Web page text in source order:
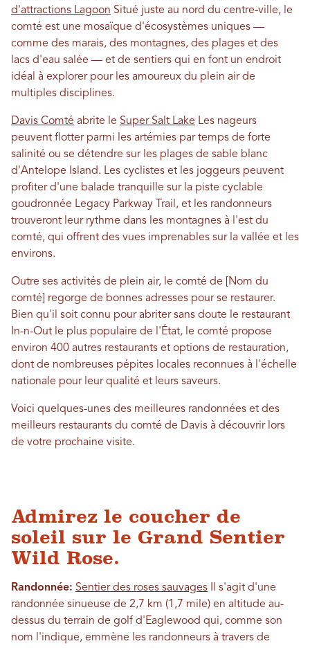
d'attractions Lagoon Situé juste au nord du centre-ville, le
comté est une mosaïque d'écosystèmes uniques —
comme des marais, des montagnes, des plages et des
lacs d'eau salée — et de sentiers qui en font un endroit
idéal à explorer pour les amoureux du plein air de
multiples disciplines.
Davis Comté abrite le Super Salt Lake Les nageurs
peuvent flotter parmi les artémies par temps de forte
salinité ou se détendre sur les plages de sable blanc
d'Antelope Island. Les cyclistes et les joggeurs peuvent
profiter d'une balade tranquille sur la piste cyclable
goudronnée Legacy Parkway Trail, et les randonneurs
trouveront leur rythme dans les montagnes à l'est du
comté, qui offrent des vues imprenables sur la vallée et les
environs.
Outre ses activités de plein air, le comté de [Nom du
comté] regorge de bonnes adresses pour se restaurer.
Bien qu'il soit connu pour abriter sans doute le restaurant
In-n-Out le plus populaire de l'État, le comté propose
environ 400 autres restaurants et options de restauration,
dont de nombreuses pépites locales reconnues à l'échelle
nationale pour leur qualité et leurs saveurs.
Voici quelques-unes des meilleures randonnées et des
meilleurs restaurants du comté de Davis à découvrir lors
de votre prochaine visite.
Admirez le coucher de
soleil sur le Grand Sentier
Wild Rose.
Randonnée: Sentier des roses sauvages Il s'agit d'une
randonnée sinueuse de 2,7 km (1,7 mile) en altitude au-
dessus du terrain de golf d'Eaglewood qui, comme son
nom l'indique, emmène les randonneurs à travers de